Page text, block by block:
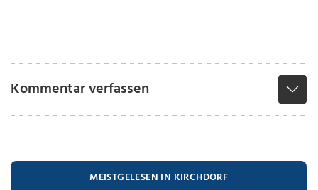
Kommentar verfassen
MEISTGELESEN IN KIRCHDORF